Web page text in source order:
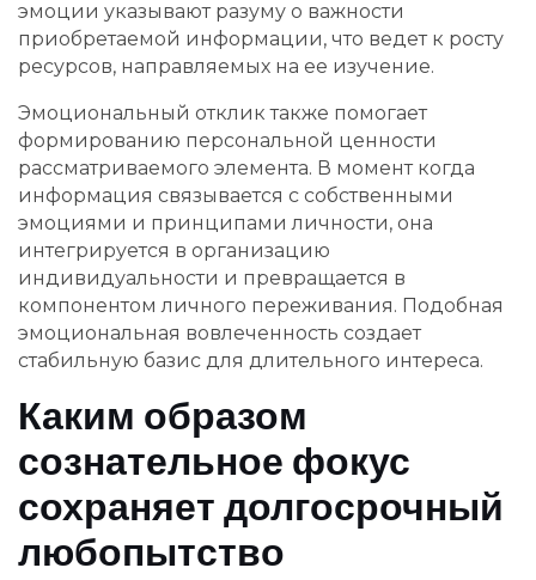
эмоции указывают разуму о важности
приобретаемой информации, что ведет к росту
ресурсов, направляемых на ее изучение.
Эмоциональный отклик также помогает
формированию персональной ценности
рассматриваемого элемента. В момент когда
информация связывается с собственными
эмоциями и принципами личности, она
интегрируется в организацию
индивидуальности и превращается в
компонентом личного переживания. Подобная
эмоциональная вовлеченность создает
стабильную базис для длительного интереса.
Каким образом
сознательное фокус
сохраняет долгосрочный
любопытство